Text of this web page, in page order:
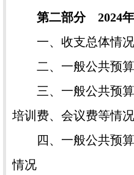
第二部分 2024年
一、收支总体情况
二、一般公共预算
三、一般公共预算
培训费、会议费等情况
四、一般公共预算
情况